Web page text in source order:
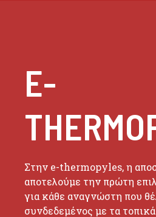
E-
Στην e-thermopyles, η
αποτελούμε την πρώτη
για κάθε αναγνώστη που
συνδεδεμένος με τα τοπικά